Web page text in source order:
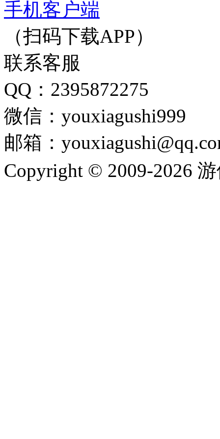
手机客户端
（扫码下载APP）
联系客服
QQ：2395872275
微信：youxiagushi999
邮箱：
Copyright © 2009-2026